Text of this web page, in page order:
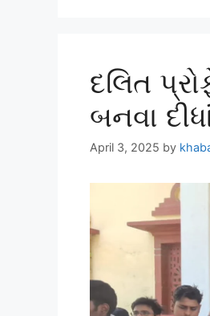
દલિત
બનવા
April 3, 2025 by